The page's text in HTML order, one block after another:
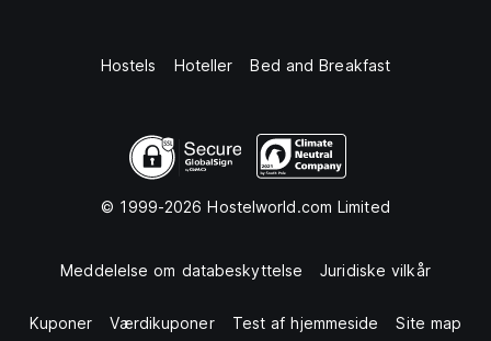
Hostels Hoteller Bed and Breakfast
© 1999-2026 Hostelworld.com Limited
Meddelelse om databeskyttelse Juridiske vilkår
Kuponer Værdikuponer Test af hjemmeside Site map